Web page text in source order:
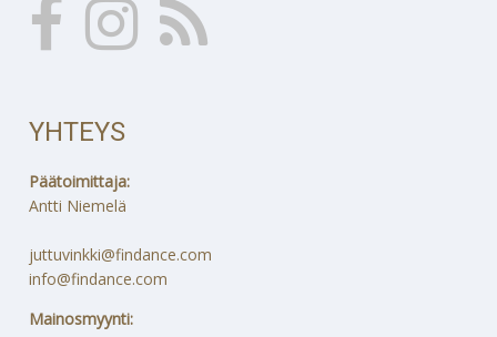
YHTEYS
Päätoimittaja:
Antti Niemelä
juttuvinkki@findance.com
info@findance.com
Mainosmyynti: